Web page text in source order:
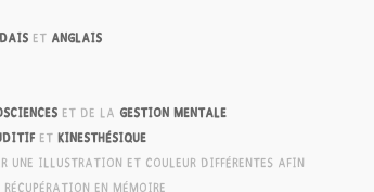
et anglais
et de la gestion mentale
et kinesthésique
une illustration et couleur différentes afin
en mémoire